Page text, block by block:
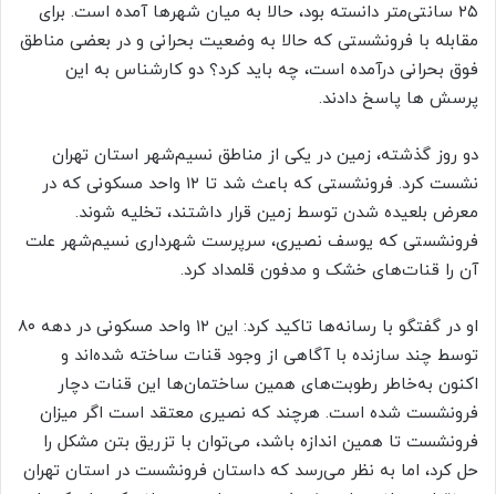
۲۵ سانتی‌متر دانسته بود، حالا به میان شهر‌ها آمده است. برای
مقابله با فرونشستی که حالا به وضعیت بحرانی و در بعضی مناطق
فوق بحرانی درآمده است، چه باید کرد؟ دو کارشناس به این
پرسش ها پاسخ دادند.
دو روز گذشته، زمین در یکی از مناطق نسیم‌شهر استان تهران
نشست کرد. فرونشستی که باعث شد تا ۱۲ واحد مسکونی که در
معرض بلعیده شدن توسط زمین قرار داشتند، تخلیه شوند.
فرونشستی که یوسف نصیری، سرپرست شهرداری نسیم‌شهر علت
آن را قنات‌های خشک و مدفون قلمداد کرد.
او در گفتگو با رسانه‌ها تاکید کرد: این ۱۲ واحد مسکونی در دهه ۸۰
توسط چند سازنده با آگاهی از وجود قنات ساخته شده‌اند و
اکنون به‌خاطر رطوبت‌های همین ساختمان‌ها این قنات دچار
فرونشست شده است. هرچند که نصیری معتقد است اگر میزان
فرونشست تا همین اندازه باشد، می‌توان با تزریق بتن مشکل را
حل کرد، اما به نظر می‌رسد که داستان فرونشست در استان تهران